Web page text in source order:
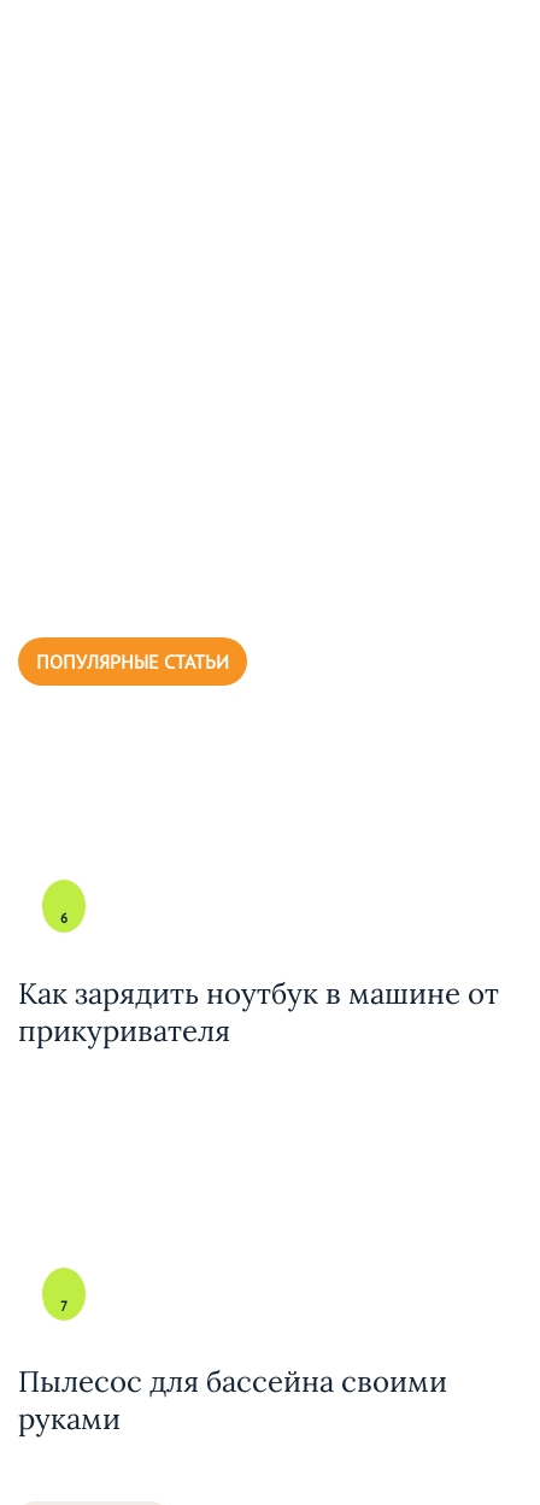
ПОПУЛЯРНЫЕ СТАТЬИ
6
Как зарядить ноутбук в машине от
прикуривателя
7
Пылесос для бассейна своими
руками